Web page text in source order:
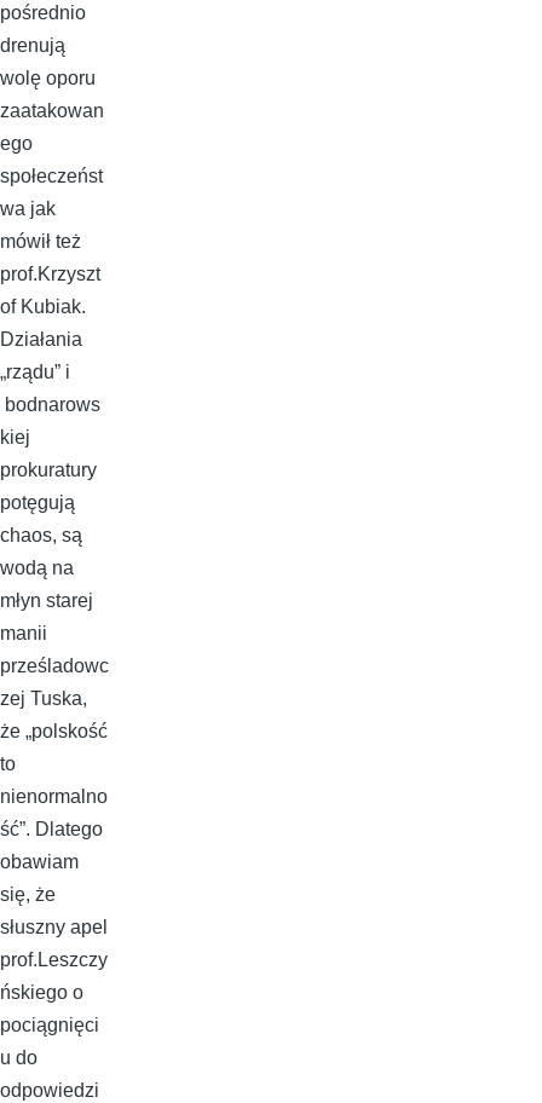
pośrednio
drenują
wolę oporu
zaatakowan
ego
społeczeńst
wa jak
mówił też
prof.Krzyszt
of Kubiak.
Działania
„rządu” i
bodnarows
kiej
prokuratury
potęgują
chaos, są
wodą na
młyn starej
manii
prześladowc
zej Tuska,
że „polskość
to
nienormalno
ść”. Dlatego
obawiam
się, że
słuszny apel
prof.Leszczy
ńskiego o
pociągnięci
u do
odpowiedzi